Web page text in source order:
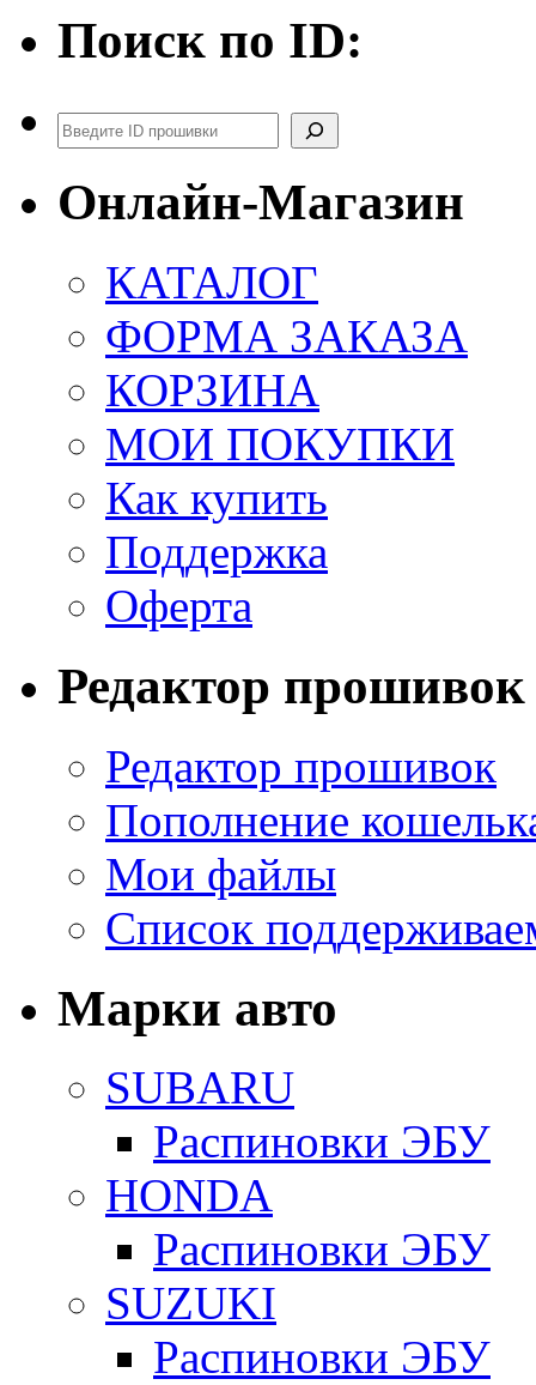
Поиск по ID:
Поиск
Онлайн-Магазин
КАТАЛОГ
ФОРМА ЗАКАЗА
КОРЗИНА
МОИ ПОКУПКИ
Как купить
Поддержка
Оферта
Редактор прошивок
Редактор прошивок
Пополнение
Мои файлы
Список
Марки авто
SUBARU
Распиновки ЭБУ
HONDA
Распиновки ЭБУ
SUZUKI
Распиновки ЭБУ